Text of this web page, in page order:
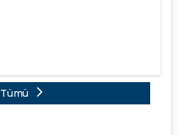
Tümü